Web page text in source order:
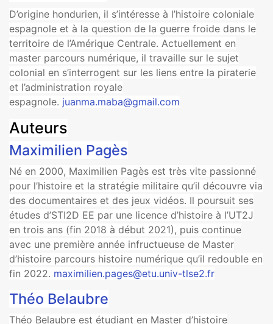
D’origine hondurien, il s’intéresse à l’histoire coloniale
espagnole et à la question de la guerre froide dans le
territoire de l’Amérique Centrale. Actuellement en
master parcours numérique, il travaille sur le sujet
colonial en s’interrogent sur les liens entre la piraterie
et l’administration royale
espagnole. juanma.maba@gmail.com
Auteurs
Maximilien Pagès
Né en 2000, Maximilien Pagès est très vite passionné
pour l’histoire et la stratégie militaire qu’il découvre via
des documentaires et des jeux vidéos. Il poursuit ses
études d’STI2D EE par une licence d’histoire à l’UT2J
en trois ans (fin 2018 à début 2021), puis continue
avec une première année infructueuse de Master
d’histoire parcours histoire numérique qu’il redouble en
fin 2022. maximilien.pages@etu.univ-tlse2.fr
Théo Belaubre
Théo Belaubre est étudiant en Master d’histoire